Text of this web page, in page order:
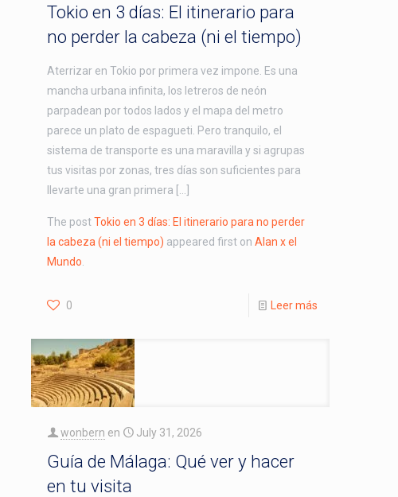
Tokio en 3 días: El itinerario para
no perder la cabeza (ni el tiempo)
Aterrizar en Tokio por primera vez impone. Es una
mancha urbana infinita, los letreros de neón
parpadean por todos lados y el mapa del metro
parece un plato de espagueti. Pero tranquilo, el
sistema de transporte es una maravilla y si agrupas
tus visitas por zonas, tres días son suficientes para
llevarte una gran primera […]
The postTokio en 3 días: El itinerario para no perder
la cabeza (ni el tiempo) appeared first onAlan x el
Mundo
0 Leer más
wonbern en July 31, 2026
Guía de Málaga: Qué ver y hacer
en tu visita